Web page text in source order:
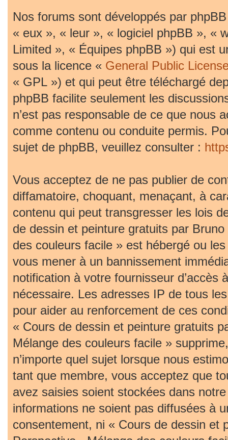
Nos forums sont développés par
« eux », « leur », « logiciel phpBB », «
Limited », « Équipes phpBB ») qui est
sous la licence « General Public
« GPL ») et qui peut être téléchargé
phpBB facilite seulement les
n’est pas responsable de ce que nous
comme contenu ou conduite permis.
sujet de phpBB, veuillez consulter :
Vous acceptez de ne pas publier de
diffamatoire, choquant, menaçant, à
contenu qui peut transgresser les lois
de dessin et peinture gratuits par
des couleurs facile » est hébergé ou
vous mener à un bannissement
notification à votre fournisseur d’accès
nécessaire. Les adresses IP de tous
pour aider au renforcement de ces
« Cours de dessin et peinture gratuits
Mélange des couleurs facile »
n’importe quel sujet lorsque nous
tant que membre, vous acceptez que
avez saisies soient stockées dans
informations ne soient pas diffusées à
consentement, ni « Cours de dessin et